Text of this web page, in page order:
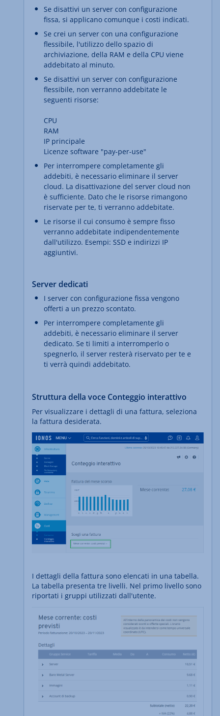
Se disattivi un server con configurazione
fissa, si applicano comunque i costi indicati.
Se crei un server con una configurazione
flessibile, l'utilizzo dello spazio di
archiviazione, della RAM e della CPU viene
addebitato al minuto.
Se disattivi un server con configurazione
flessibile, non verranno addebitate le
seguenti risorse:
CPU
RAM
IP principale
Licenze software "pay-per-use"
Per interrompere completamente gli
addebiti, è necessario eliminare il server
cloud. La disattivazione del server cloud non
è sufficiente. Dato che le risorse rimangono
riservate per te, ti verranno addebitate.
Le risorse il cui consumo è sempre fisso
verranno addebitate indipendentemente
dall'utilizzo. Esempi: SSD e indirizzi IP
aggiuntivi.
Server dedicati
I server con configurazione fissa vengono
offerti a un prezzo scontato.
Per interrompere completamente gli
addebiti, è necessario eliminare il server
dedicato. Se ti limiti a interromperlo o
spegnerlo, il server resterà riservato per te e
ti verrà quindi addebitato.
Struttura della voce Conteggio interattivo
Per visualizzare i dettagli di una fattura, seleziona
la fattura desiderata.
I dettagli della fattura sono elencati in una tabella.
La tabella presenta tre livelli. Nel primo livello sono
riportati i gruppi utilizzati dall'utente.